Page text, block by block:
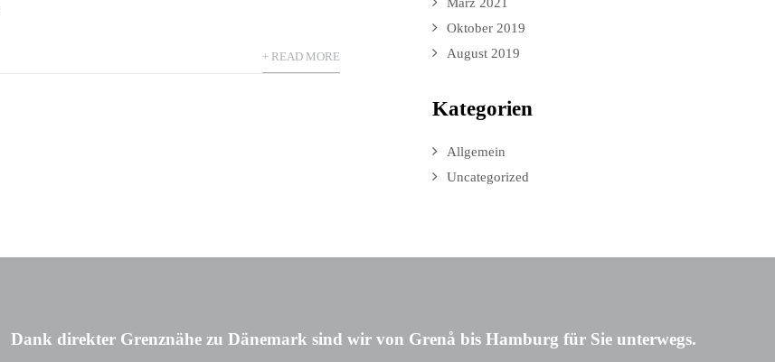
+ READ MORE
Oktober 2019
August 2019
Kategorien
Allgemein
Uncategorized
Dank direkter Grenznähe zu Dänemark sind wir von Grenå bis Hamburg für Sie unterwegs.